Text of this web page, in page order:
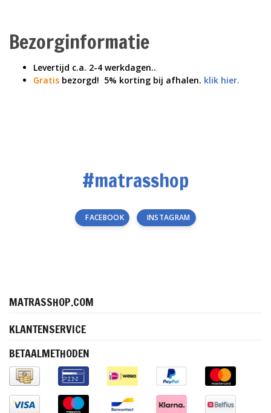
Bezorginformatie
Levertijd c.a. 2-4 werkdagen..
Gratis bezorgd! 5% korting bij afhalen. klik hier.
#matrasshop
FACEBOOK INSTAGRAM
MATRASSHOP.COM
KLANTENSERVICE
BETAALMETHODEN